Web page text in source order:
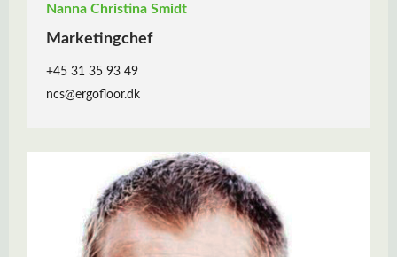
Nanna Christina Smidt
Marketingchef
+45 31 35 93 49
ncs@ergofloor.dk